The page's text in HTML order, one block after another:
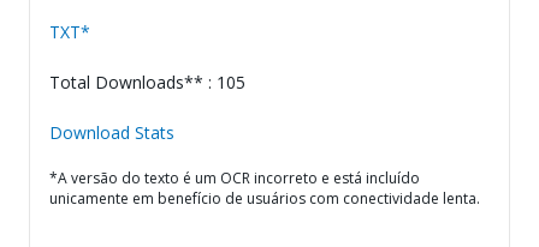
TXT*
Total Downloads** : 105
Download Stats
*A versão do texto é um OCR incorreto e está incluído
unicamente em benefício de usuários com conectividade lenta.